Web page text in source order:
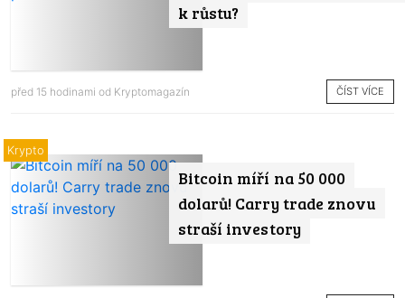
k růstu?
před 15 hodinami od Kryptomagazín ČÍST VÍCE
Bitcoin míří na 50 000
dolarů! Carry trade znovu
straší investory
Krypto